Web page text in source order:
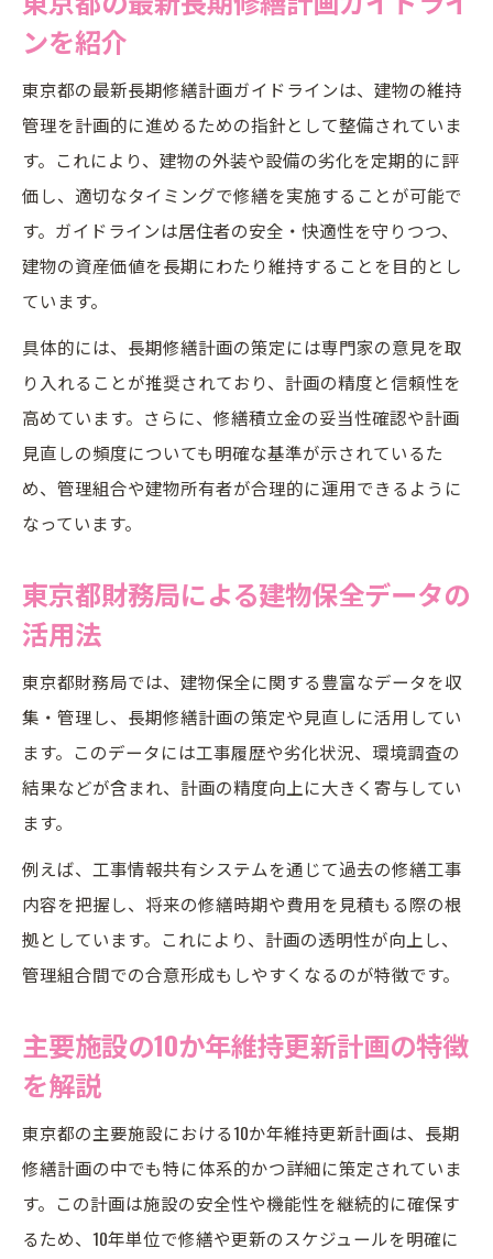
ンを紹介
東京都の最新長期修繕計画ガイドラインは、建物の維持
管理を計画的に進めるための指針として整備されていま
す。これにより、建物の外装や設備の劣化を定期的に評
価し、適切なタイミングで修繕を実施することが可能で
す。ガイドラインは居住者の安全・快適性を守りつつ、
建物の資産価値を長期にわたり維持することを目的とし
ています。
具体的には、長期修繕計画の策定には専門家の意見を取
り入れることが推奨されており、計画の精度と信頼性を
高めています。さらに、修繕積立金の妥当性確認や計画
見直しの頻度についても明確な基準が示されているた
め、管理組合や建物所有者が合理的に運用できるように
なっています。
東京都財務局による建物保全データの
活用法
東京都財務局では、建物保全に関する豊富なデータを収
集・管理し、長期修繕計画の策定や見直しに活用してい
ます。このデータには工事履歴や劣化状況、環境調査の
結果などが含まれ、計画の精度向上に大きく寄与してい
ます。
例えば、工事情報共有システムを通じて過去の修繕工事
内容を把握し、将来の修繕時期や費用を見積もる際の根
拠としています。これにより、計画の透明性が向上し、
管理組合間での合意形成もしやすくなるのが特徴です。
主要施設の10か年維持更新計画の特徴
を解説
東京都の主要施設における10か年維持更新計画は、長期
修繕計画の中でも特に体系的かつ詳細に策定されていま
す。この計画は施設の安全性や機能性を継続的に確保す
るため、10年単位で修繕や更新のスケジュールを明確に